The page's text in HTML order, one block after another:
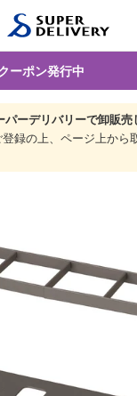
ーポン発行中
パーデリバリーで卸販売
録の上、ページ上から